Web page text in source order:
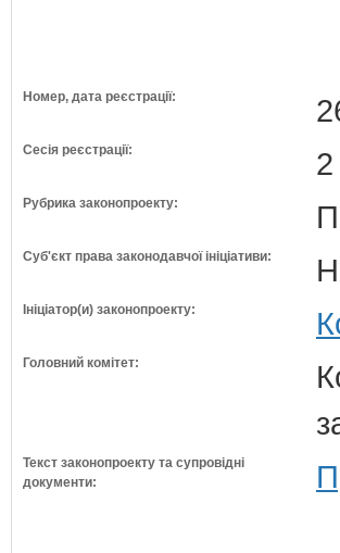
Номер, дата реєстрації:
Сесія реєстрації:
Рубрика законопроекту:
Суб'єкт права законодавчої ініціативи:
Ініціатор(и) законопроекту:
Головний комітет:
Текст законопроекту та супровідні
документи: